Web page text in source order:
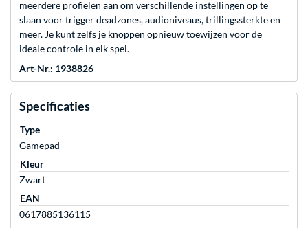
meerdere profielen aan om verschillende instellingen op te
slaan voor trigger deadzones, audioniveaus, trillingssterkte en
meer. Je kunt zelfs je knoppen opnieuw toewijzen voor de
ideale controle in elk spel.
Art-Nr.: 1938826
Specificaties
Type
Gamepad
Kleur
Zwart
EAN
0617885136115